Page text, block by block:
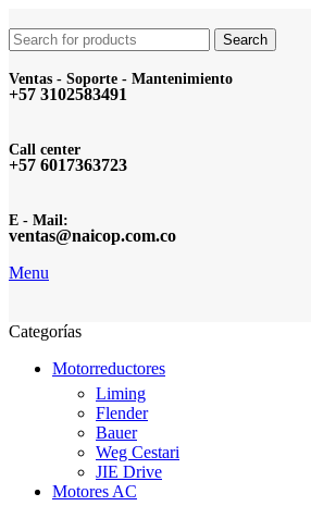
Search
Ventas - Soporte - Mantenimiento
+57 3102583491
Call center
+57 6017363723
E - Mail:
ventas@naicop.com.co
Menu
Categorías
Motorreductores
Liming
Flender
Bauer
Weg Cestari
JIE Drive
Motores AC